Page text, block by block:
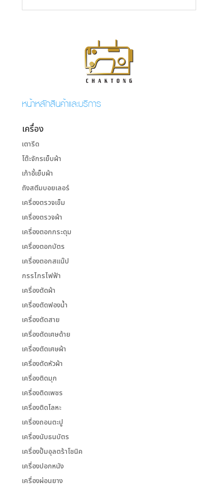
หน้าหลักสินค้าและบริการ
เครื่อง
เตารีด
โต๊ะจักรเย็บผ้า
เก้าอี้เย็บผ้า
ถังสตีมบอยเลอร์
เครื่องตรวจเข็ม
เครื่องตรวจผ้า
เครื่องตอกกระดุม
เครื่องตอกบัตร
เครื่องตอกสแน๊ป
กรรไกรไฟฟ้า
เครื่องตัดผ้า
เครื่องตัดฟองน้ำ
เครื่องตัดสาย
เครื่องตัดเศษด้าย
เครื่องตัดเศษผ้า
เครื่องตัดหัวผ้า
เครื่องติดมุก
เครื่องติดเพชร
เครื่องติดโลหะ
เครื่องถอนตะปู
เครื่องนับธนบัตร
เครื่องปั้มอุลตร้าโซนิค
เครื่องปอกหนัง
เครื่องผ่อนยาง